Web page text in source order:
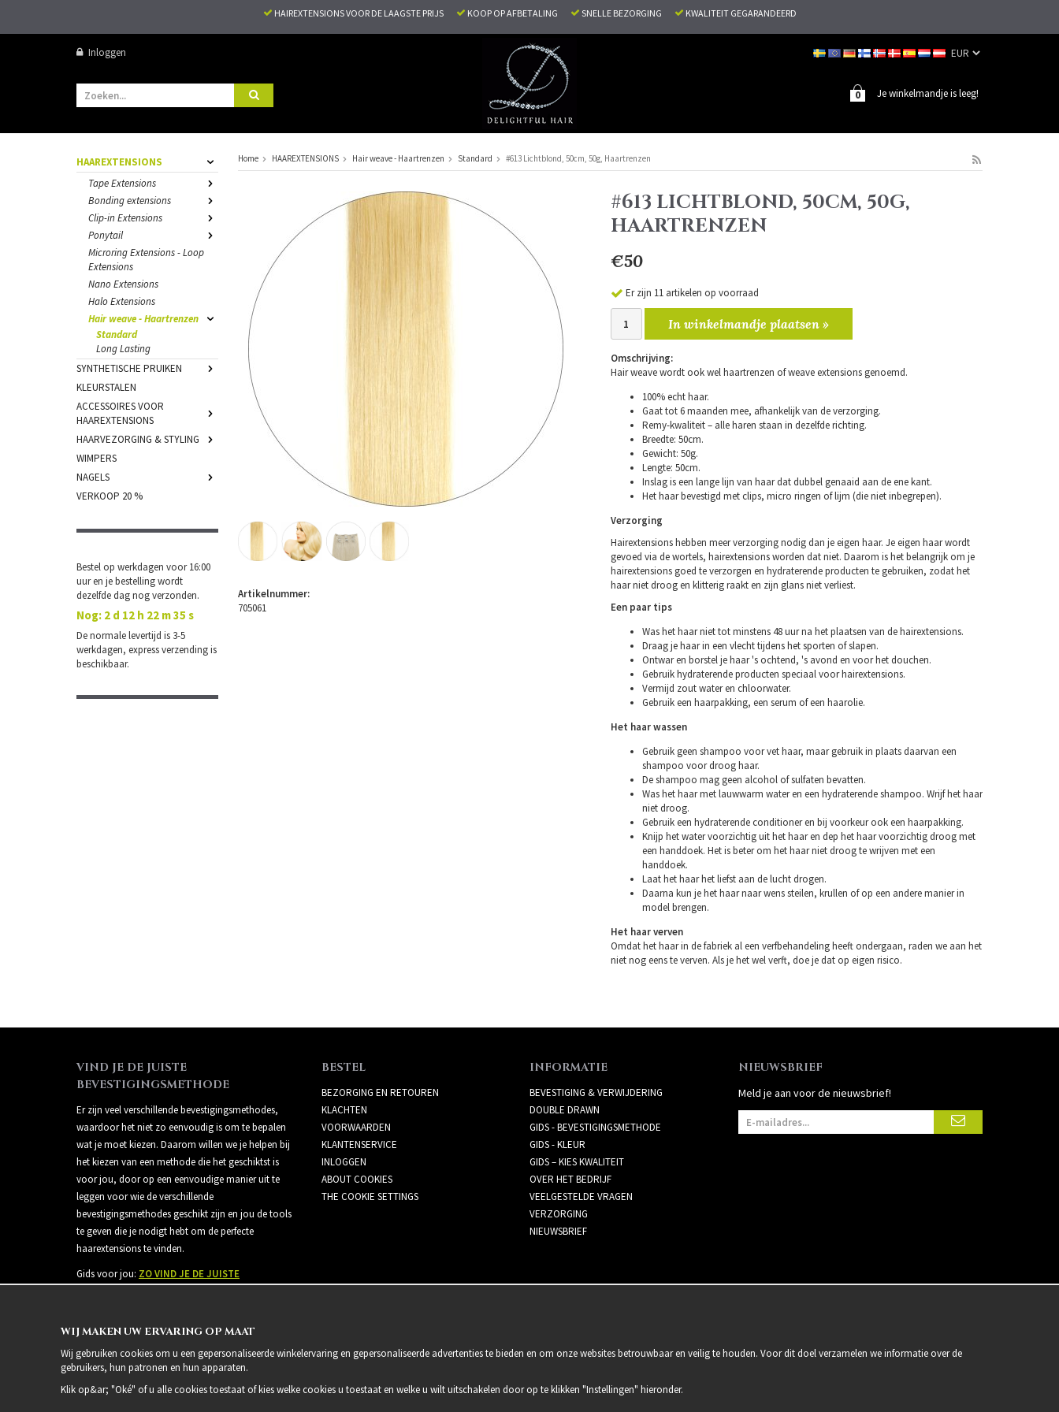
HAIREXTENSIONS VOOR DE LAAGSTE PRIJS KOOP OP AFBETALING SNELLE BEZORGING KWALITEIT GEGARANDEERD
Inloggen
Je winkelmandje is leeg!
0
HAAREXTENSIONS
Tape Extensions
Bonding extensions
Clip-in Extensions
Ponytail
Microring Extensions - Loop
Extensions
Nano Extensions
Halo Extensions
Hair weave - Haartrenzen
Standard
Long Lasting
SYNTHETISCHE PRUIKEN
KLEURSTALEN
ACCESSOIRES VOOR
HAAREXTENSIONS
HAARVEZORGING & STYLING
WIMPERS
NAGELS
VERKOOP 20 %
Bestel op werkdagen voor 16:00
uur en je bestelling wordt
dezelfde dag nog verzonden.
Nog: 2 d 12 h 22 m 34 s
De normale levertijd is 3-5
werkdagen, express verzending is
beschikbaar.
Home HAAREXTENSIONS Hair weave - Haartrenzen Standard #613 Lichtblond, 50cm, 50g, Haartrenzen
#613 LICHTBLOND, 50CM, 50G,
HAARTRENZEN
€50
Er zijn 11 artikelen op voorraad
In winkelmandje plaatsen »
Omschrijving:
Hair weave wordt ook wel haartrenzen of weave extensions genoemd.
100% echt haar.
Gaat tot 6 maanden mee, afhankelijk van de verzorging.
Remy-kwaliteit – alle haren staan in dezelfde richting.
Breedte: 50cm.
Gewicht: 50g.
Lengte: 50cm.
Inslag is een lange lijn van haar dat dubbel genaaid aan de ene kant.
Het haar bevestigd met clips, micro ringen of lijm (die niet inbegrepen).
Verzorging
Hairextensions hebben meer verzorging nodig dan je eigen haar. Je eigen haar wordt
gevoed via de wortels, hairextensions worden dat niet. Daarom is het belangrijk om je
hairextensions goed te verzorgen en hydraterende producten te gebruiken, zodat het
haar niet droog en klitterig raakt en zijn glans niet verliest.
Een paar tips
Was het haar niet tot minstens 48 uur na het plaatsen van de hairextensions.
Draag je haar in een vlecht tijdens het sporten of slapen.
Ontwar en borstel je haar 's ochtend, 's avond en voor het douchen.
Gebruik hydraterende producten speciaal voor hairextensions.
Vermijd zout water en chloorwater.
Gebruik een haarpakking, een serum of een haarolie.
Het haar wassen
Gebruik geen shampoo voor vet haar, maar gebruik in plaats daarvan een
shampoo voor droog haar.
De shampoo mag geen alcohol of sulfaten bevatten.
Was het haar met lauwwarm water en een hydraterende shampoo. Wrijf het haar
niet droog.
Gebruik een hydraterende conditioner en bij voorkeur ook een haarpakking.
Knijp het water voorzichtig uit het haar en dep het haar voorzichtig droog met
een handdoek. Het is beter om het haar niet droog te wrijven met een
handdoek.
Laat het haar het liefst aan de lucht drogen.
Daarna kun je het haar naar wens steilen, krullen of op een andere manier in
model brengen.
Het haar verven
Omdat het haar in de fabriek al een verfbehandeling heeft ondergaan, raden we aan het
niet nog eens te verven. Als je het wel verft, doe je dat op eigen risico.
Artikelnummer:
705061
VIND JE DE JUISTE
BEVESTIGINGSMETHODE
Er zijn veel verschillende bevestigingsmethodes,
waardoor het niet zo eenvoudig is om te bepalen
wat je moet kiezen. Daarom willen we je helpen bij
het kiezen van een methode die het geschiktst is
voor jou, door op een eenvoudige manier uit te
leggen voor wie de verschillende
bevestigingsmethodes geschikt zijn en jou de tools
te geven die je nodigt hebt om de perfecte
haarextensions te vinden.
Gids voor jou: ZO VIND JE DE JUISTE
BESTEL
BEZORGING EN RETOUREN
KLACHTEN
VOORWAARDEN
KLANTENSERVICE
INLOGGEN
ABOUT COOKIES
THE COOKIE SETTINGS
INFORMATIE
BEVESTIGING & VERWIJDERING
DOUBLE DRAWN
GIDS - BEVESTIGINGSMETHODE
GIDS - KLEUR
GIDS – KIES KWALITEIT
OVER HET BEDRIJF
VEELGESTELDE VRAGEN
VERZORGING
NIEUWSBRIEF
NIEUWSBRIEF
Meld je aan voor de nieuwsbrief!
WIJ MAKEN UW ERVARING OP MAAT
Wij gebruiken cookies om u een gepersonaliseerde winkelervaring en gepersonaliseerde advertenties te bieden en om onze websites betrouwbaar en veilig te houden. Voor dit doel verzamelen we informatie over de
gebruikers, hun patronen en hun apparaten.
Klik op&ar; "Oké" of u alle cookies toestaat of kies welke cookies u toestaat en welke u wilt uitschakelen door op te klikken "Instellingen" hieronder.